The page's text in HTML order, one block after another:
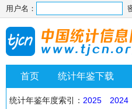
用户名：
首页 统计年鉴下载
统计年鉴年度索引： 2025 2024